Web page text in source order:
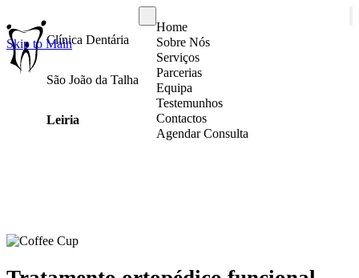
Skip to MainClínica Dentária
São João da Talha
Leiria
Home
Sobre Nós
Serviços
Parcerias
Equipa
Testemunhos
Contactos
Agendar Consulta